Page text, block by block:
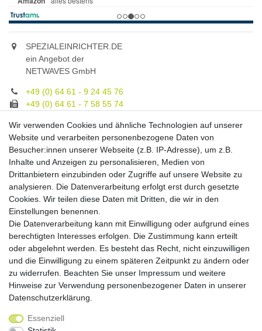
SPEZIALEINRICHTER.DE
ein Angebot der
NETWAVES GmbH
+49 (0) 64 61 - 9 24 45 76
+49 (0) 64 61 - 7 58 55 74
Unsere Fachberatung:
Montag - Freitag, 9.00 - 21.00
Zahlungsmöglichkeiten
Versandkosten
Versandarten
Auslandsversand, Hochgebirgs- oder
Insellieferung
Widerrufs­recht
Wir verwenden Cookies und ähnliche Technologien auf unserer
Website und verarbeiten personenbezogene Daten von
Besucher:innen unserer Webseite (z.B. IP-Adresse), um z.B.
Inhalte und Anzeigen zu personalisieren, Medien von
Drittanbietern einzubinden oder Zugriffe auf unsere Website zu
analysieren. Die Datenverarbeitung erfolgt erst durch gesetzte
Cookies. Wir teilen diese Daten mit Dritten, die wir in den
Einstellungen benennen.
Die Datenverarbeitung kann mit Einwilligung oder aufgrund eines
berechtigten Interesses erfolgen. Die Zustimmung kann erteilt
oder abgelehnt werden. Es besteht das Recht, nicht einzuwilligen
und die Einwilligung zu einem späteren Zeitpunkt zu ändern oder
zu widerrufen. Beachten Sie unser Impressum und weitere
Hinweise zur Verwendung personenbezogener Daten in unserer
Daten­schutz­erklärung
Essenziell